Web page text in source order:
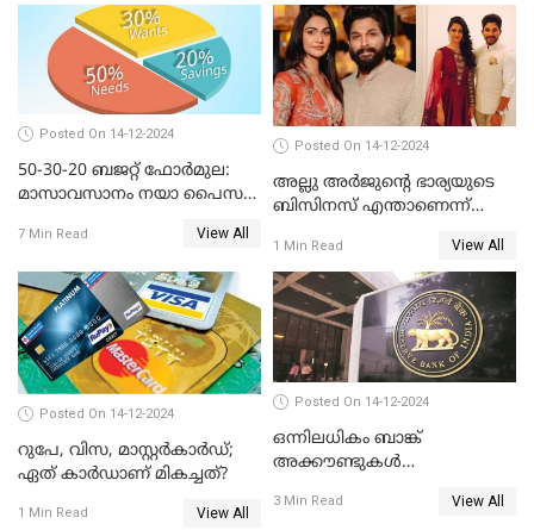
Posted On 14-12-2024
50-30-20 ബജറ്റ് ഫോർമുല:
മാസാവസാനം നയാ പൈസ
7 Min Read View All
Posted On 14-12-2024
അല്ലു അർജുൻ്റെ ഭാര്യയുടെ
ബിസിനസ് എന്താണെന്ന്
1 Min Read View All
Posted On 14-12-2024
റുപേ, വിസ, മാസ്റ്റർകാർഡ്;
ഏത് കാർഡാണ് മികച്ചത്?
1 Min Read View All
Posted On 14-12-2024
ഒന്നിലധികം ബാങ്ക്
അക്കൗണ്ടുകൾ
ബി ഐ പറയുന്നത് എന്താണ്?
3 Min Read View All